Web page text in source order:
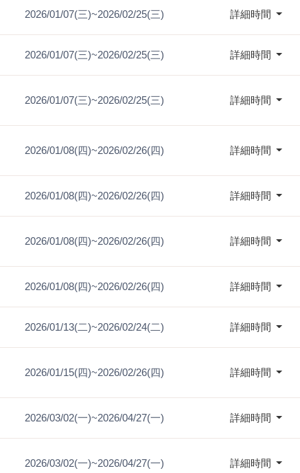
2026/01/07(三)~2026/02/25(三) 詳細時間
2026/01/07(三)~2026/02/25(三) 詳細時間
2026/01/07(三)~2026/02/25(三) 詳細時間
2026/01/08(四)~2026/02/26(四) 詳細時間
2026/01/08(四)~2026/02/26(四) 詳細時間
2026/01/08(四)~2026/02/26(四) 詳細時間
2026/01/08(四)~2026/02/26(四) 詳細時間
2026/01/13(二)~2026/02/24(二) 詳細時間
2026/01/15(四)~2026/02/26(四) 詳細時間
2026/03/02(一)~2026/04/27(一) 詳細時間
2026/03/02(一)~2026/04/27(一) 詳細時間